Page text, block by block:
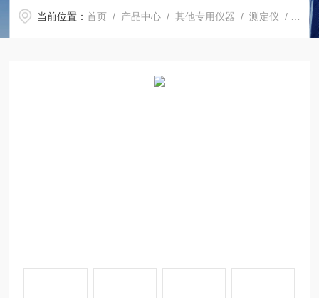
当前位置：首页 / 产品中心 /其他专用仪器 /测定仪 / H08353在线酸度计仪